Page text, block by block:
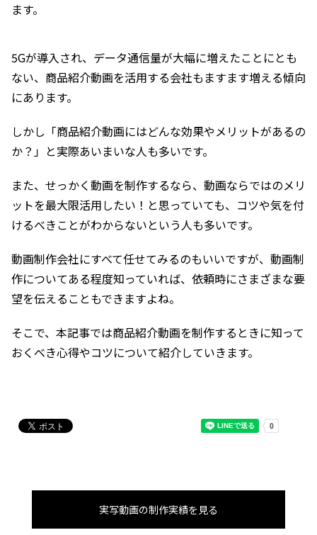
ます。
5Gが導入され、データ通信量が大幅に増えたことにとも
ない、商品紹介動画を活用する会社もますます増える傾向
にあります。
しかし「商品紹介動画にはどんな効果やメリットがあるの
か？」と実際あいまいな人も多いです。
また、せっかく動画を制作するなら、動画ならではのメリ
ットを最大限活用したい！と思っていても、コツや気を付
けるべきことがわからないという人も多いです。
動画制作会社にすべて任せてみるのもいいですが、動画制
作についてある程度知っていれば、依頼時にさまざまな要
望を伝えることもできますよね。
そこで、本記事では商品紹介動画を制作するときに知って
おくべき心得やコツについて紹介していきます。
実写動画の制作実績を見る